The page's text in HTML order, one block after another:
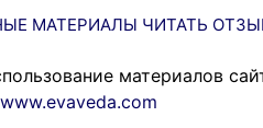
МАТЕРИАЛЫ ЧИТАТЬ
материалов
www.evaveda.com